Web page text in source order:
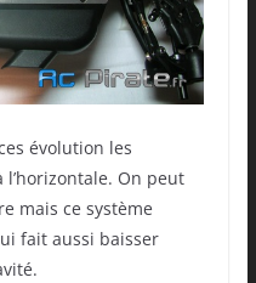
évolution les
On peut
mais ce système
fait aussi baisser